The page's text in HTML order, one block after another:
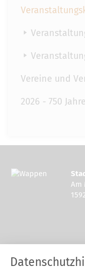
Vereine und
2026 - 750
Am
Tel.: 03544 - 594 0